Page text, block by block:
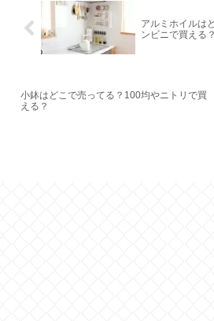
アルミホイルは
ンビニで買える？
小鉢はどこで売ってる？100均やニトリで買
える？